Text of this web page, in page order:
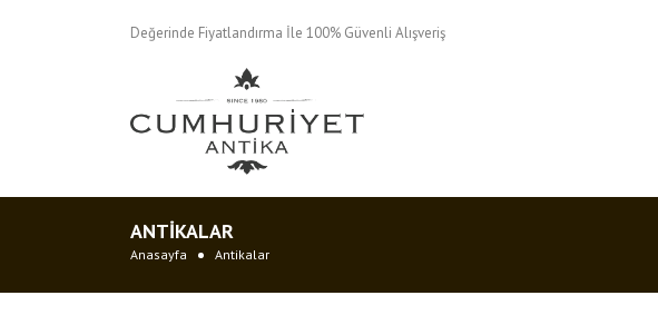
Değerinde Fiyatlandırma İle 100% Güvenli Alışveriş
ANTIKALAR
Anasayfa Antikalar